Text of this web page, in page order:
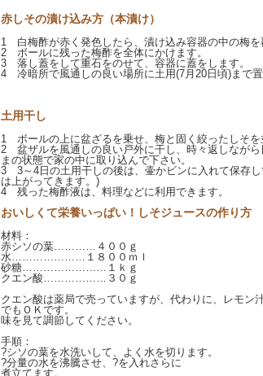
赤しその漬け込み方（本漬け）
1 白梅酢が赤く発色したら、漬け込み容器の中の梅を
2 ボールに残った梅酢を全体にかけます。
3 落し蓋をして重石をのせて、容器に蓋をします。
4 冷暗所で風通しの良い場所に土用(7月20日頃)まで置
土用干し
1 ボールの上に盆ざるを乗せ、梅と固く絞ったしそを
2 盆ザルを風通しの良い戸外に干し、時々返しなが
まの状態で家の中に取り込んで下さい。
3 3～4日の土用干しの後は、壷かビンに入れて保存
は上がってきます。)
4 残った梅酢液は、料理などに利用できます。
おいしくて栄養いっぱい！しそジュースの作り方
材料：
赤シソの葉…………４００ｇ
水…………………１８００ｍｌ
砂糖……………………１ｋｇ
クエン酸………………３０ｇ
クエン酸は薬局で売っていますが、代わりに、レモン
でもＯＫです。
味を見て調節してください。
手順：
?シソの葉を水洗いして、よく水を切ります。
?分量の水を沸騰させ、?を入れさらに
煮立てます。